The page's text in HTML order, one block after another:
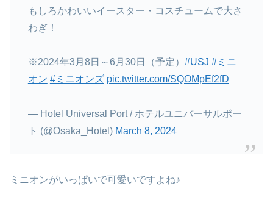
もしろかわいいイースター・コスチュームで大さ
わぎ！
※2024年3月8日～6月30日（予定） #USJ #ミニ
オン #ミニオンズ pic.twitter.com/SQOMpEf2fD
— Hotel Universal Port / ホテルユニバーサルポー
ト (@Osaka_Hotel) March 8, 2024
ミニオンがいっぱいで可愛いですよね♪